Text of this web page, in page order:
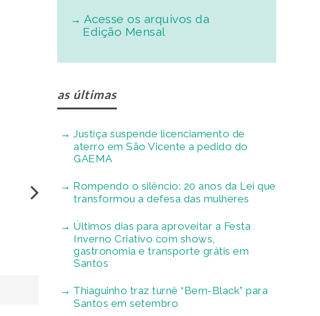
Acesse os arquivos da
Edição Mensal
as últimas
Justiça suspende licenciamento de
aterro em São Vicente a pedido do
GAEMA
Rompendo o silêncio: 20 anos da Lei que
transformou a defesa das mulheres
Últimos dias para aproveitar a Festa
Inverno Criativo com shows,
gastronomia e transporte grátis em
Santos
Thiaguinho traz turnê “Bem-Black” para
Santos em setembro